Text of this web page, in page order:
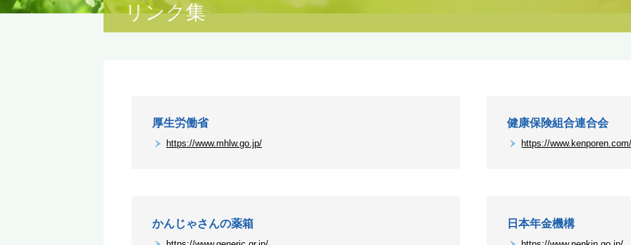
リンク集
厚生労働省
https://www.mhlw.go.jp/
健康保険組合連合会
https://
かんじゃさんの薬箱 日本年金機構